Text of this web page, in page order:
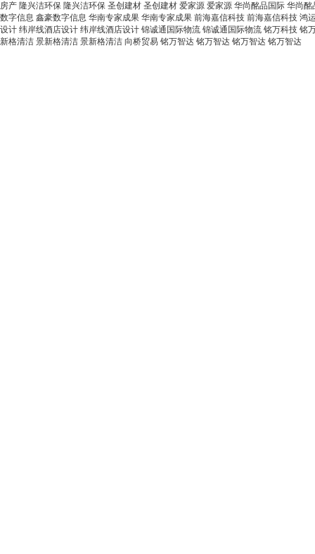
房产 隆兴洁环保 隆兴洁环保 圣创建材 圣创建材 爱家源 爱家源 华尚酩品国际 华尚
数字信息 鑫豪数字信息 华南专家成果 华南专家成果 前海嘉信科技 前海嘉信科技 鸿
设计 纬岸线酒店设计 纬岸线酒店设计 锦诚通国际物流 锦诚通国际物流 铭万科技 铭
新格清洁 景新格清洁 景新格清洁 向桥贸易 铭万智达 铭万智达 铭万智达 铭万智达